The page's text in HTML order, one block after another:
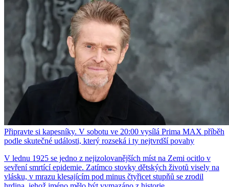
Připravte si kapesníky. V sobotu ve 20:00 vysílá Prima MAX příběh
podle skutečné události, který rozseká i ty nejtvrdší povahy
V lednu 1925 se jedno z nejizolovanějších míst na Zemi ocitlo v
sevření smrtící epidemie. Zatímco stovky dětských životů visely na
vlásku, v mrazu klesajícím pod minus čtyřicet stupňů se zrodil